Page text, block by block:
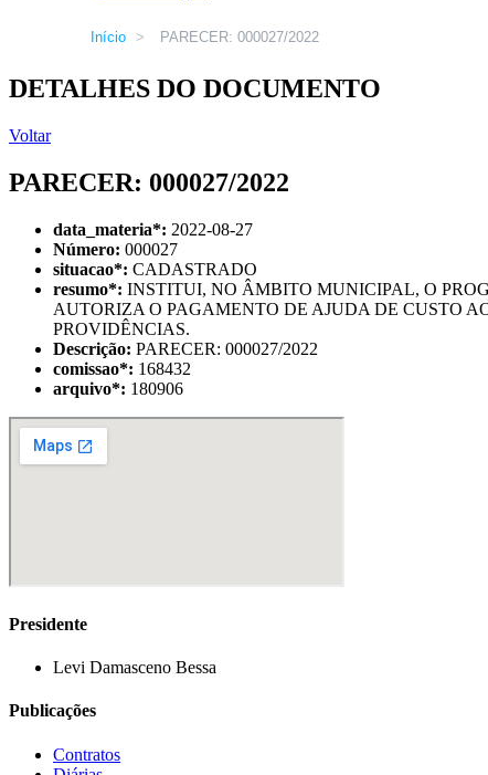
Início > PARECER: 000027/2022
DETALHES DO DOCUMENTO
Voltar
PARECER: 000027/2022
data_materia*: 2022-08-27
Número: 000027
situacao*: CADASTRADO
resumo*: INSTITUI, NO ÂMBITO MUNICIPAL, O
AUTORIZA O PAGAMENTO DE AJUDA DE CUSTO
PROVIDÊNCIAS.
Descrição: PARECER: 000027/2022
comissao*: 168432
arquivo*: 180906
Presidente
Levi Damasceno Bessa
Publicações
Contratos